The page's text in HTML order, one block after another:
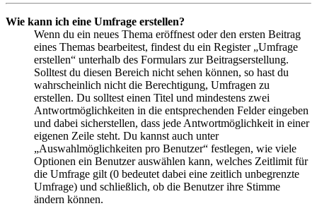
Wie kann ich eine Umfrage erstellen?
Wenn du ein neues Thema eröffnest oder den ersten Beitrag
eines Themas bearbeitest, findest du ein Register „Umfrage
erstellen“ unterhalb des Formulars zur Beitragserstellung.
Solltest du diesen Bereich nicht sehen können, so hast du
wahrscheinlich nicht die Berechtigung, Umfragen zu
erstellen. Du solltest einen Titel und mindestens zwei
Antwortmöglichkeiten in die entsprechenden Felder eingeben
und dabei sicherstellen, dass jede Antwortmöglichkeit in einer
eigenen Zeile steht. Du kannst auch unter
„Auswahlmöglichkeiten pro Benutzer“ festlegen, wie viele
Optionen ein Benutzer auswählen kann, welches Zeitlimit für
die Umfrage gilt (0 bedeutet dabei eine zeitlich unbegrenzte
Umfrage) und schließlich, ob die Benutzer ihre Stimme
ändern können.